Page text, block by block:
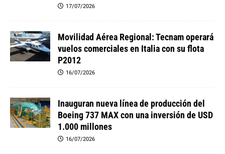
17/07/2026
Movilidad Aérea Regional: Tecnam operará
vuelos comerciales en Italia con su flota
P2012
16/07/2026
Inauguran nueva línea de producción del
Boeing 737 MAX con una inversión de USD
1.000 millones
16/07/2026